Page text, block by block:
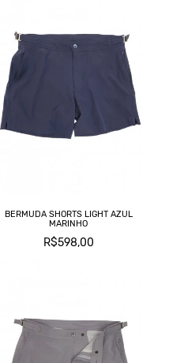
BERMUDA SHORTS LIGHT AZUL
MARINHO
R$598,00